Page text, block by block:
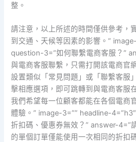
整。
請注意，以上所述的時間僅供參考，
到交通、天候等因素的影響。”
question-3=”如何聯繫電商客服？”
與電商客服聯繫，只需打開該電商官
設置類似「常見問題」或「聯繫客服
擊相應選項，即可跳轉到與電商客服
我們希望每一位顧客都能在各個電商
體驗。” image-3=”” headline-
折扣碼、優惠券無效？” answer-4=”
的單個訂單僅能使用一次相同的折扣